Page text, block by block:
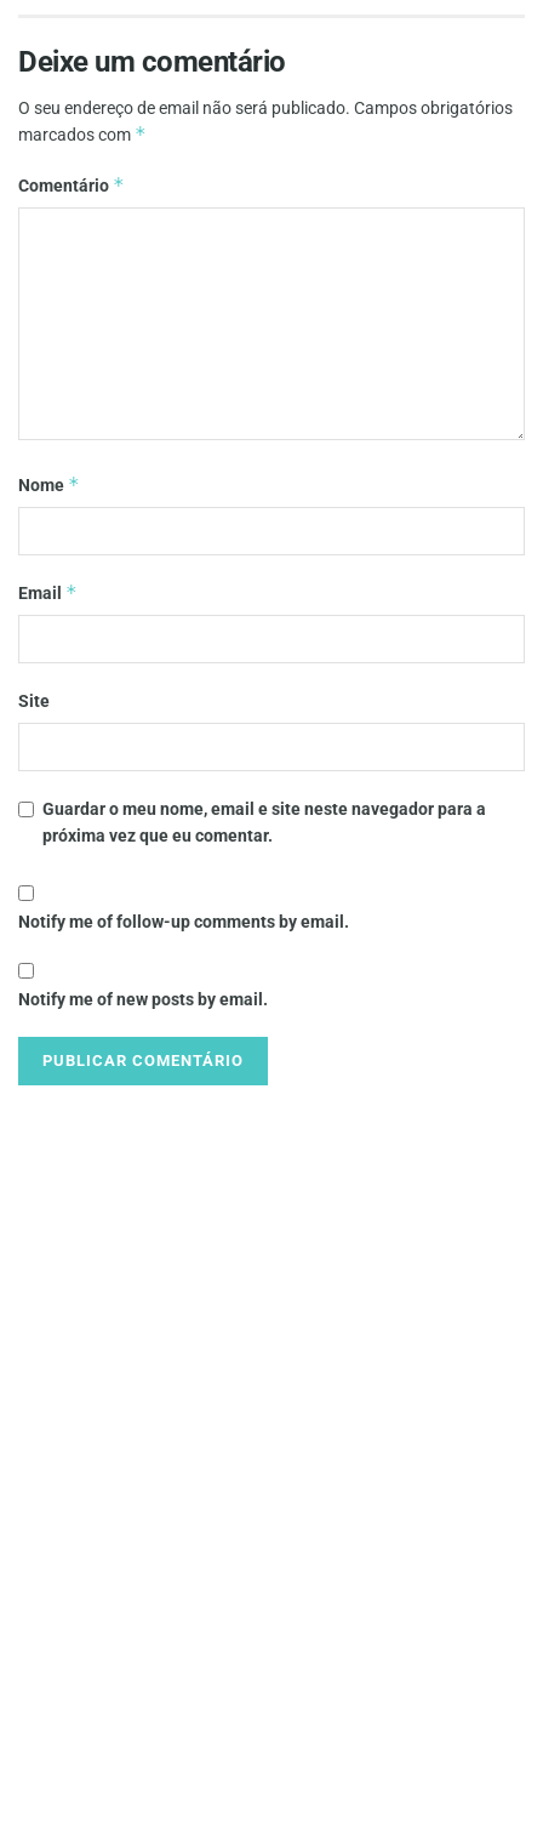
Deixe um comentário
O seu endereço de email não será publicado. Campos obrigatórios
marcados com *
Comentário *
Nome *
Email *
Site
Guardar o meu nome, email e site neste navegador para a
próxima vez que eu comentar.
Notify me of follow-up comments by email.
Notify me of new posts by email.